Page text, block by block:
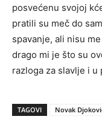
posvećenu svojoj
pratili su meč do
spavanje, ali nisu
drago mi je što su
razloga za slavlje i u
TAGOVI Novak